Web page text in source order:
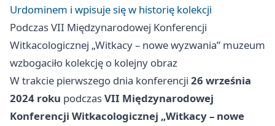
Urdominem i wpisuje się w historię kolekcji
Podczas VII Międzynarodowej Konferencji
Witkacologicznej „Witkacy – nowe wyzwania” muzeum
wzbogaciło kolekcję o kolejny obraz
W trakcie pierwszego dnia konferencji 26 września
2024 roku podczasVII Międzynarodowej
Konferencji Witkacologicznej „Witkacy – nowe